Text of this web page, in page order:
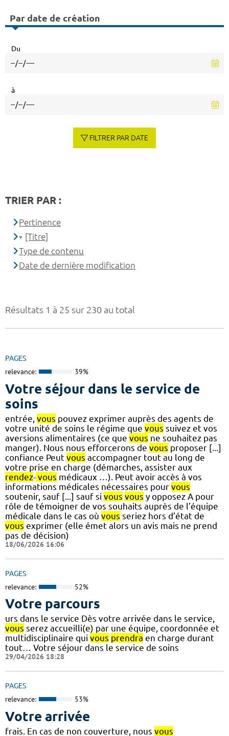
Résultats 1 à 25 sur 230 au total
PAGES
relevance: 39%
Votre séjour dans le service de
soins
entrée, vous pouvez exprimer auprès des agents de
votre unité de soins le régime que vous suivez et vos
aversions alimentaires (ce que vous ne souhaitez pas
manger). Nous nous efforcerons de vous proposer [...]
confiance Peut vous accompagner tout au long de
votre prise en charge (démarches, assister aux
rendez- vous médicaux …). Peut avoir accès à vos
informations médicales nécessaires pour vous
soutenir, sauf [...] sauf si vous vous y opposez A pour
rôle de témoigner de vos souhaits auprès de l’équipe
médicale dans le cas où vous seriez hors d’état de
vous exprimer (elle émet alors un avis mais ne prend
pas de décision)
18/06/2026 16:06
PAGES
relevance: 52%
Votre parcours
urs dans le service Dès votre arrivée dans le service,
vous serez accueilli(e) par une équipe, coordonnée et
multidisciplinaire qui vous prendra en charge durant
tout… Votre séjour dans le service de soins
29/04/2026 18:28
PAGES
relevance: 53%
Votre arrivée
frais. En cas de non couverture, nous vous
Par date de création
Du
à
FILTRER PAR DATE
TRIER PAR :
Pertinence
[Titre]
Type de contenu
Date de dernière modification